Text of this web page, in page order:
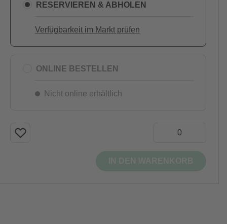
RESERVIEREN & ABHOLEN
Verfügbarkeit im Markt prüfen
ONLINE BESTELLEN
Nicht online erhältlich